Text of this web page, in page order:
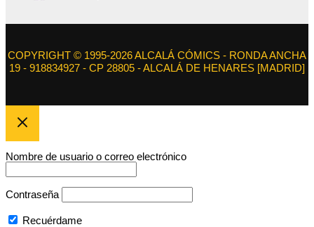
COPYRIGHT © 1995-2026 ALCALÁ CÓMICS - RONDA ANCHA
19 - 918834927 - CP 28805 - ALCALÁ DE HENARES [MADRID]
Nombre de usuario o correo electrónico
Contraseña
Recuérdame